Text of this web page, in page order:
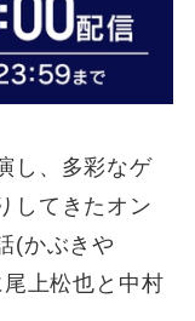
し、多彩なゲ
してきたオン
(かぶきや
上松也と中村